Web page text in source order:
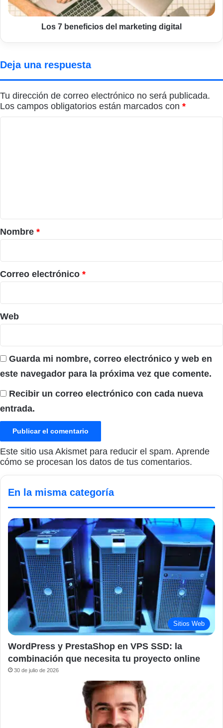
Los 7 beneficios del marketing digital
Deja una respuesta
Tu dirección de correo electrónico no será publicada.
Los campos obligatorios están marcados con *
r
i
o
*
Nombre *
Correo electrónico *
Web
Guarda mi nombre, correo electrónico y web en
este navegador para la próxima vez que comente.
Recibir un correo electrónico con cada nueva
entrada.
Este sitio usa Akismet para reducir el spam. Aprende
cómo se procesan los datos de tus comentarios.
En la misma categoría
Sitios Web
WordPress y PrestaShop en VPS SSD: la
combinación que necesita tu proyecto online
30 de julio de 2026